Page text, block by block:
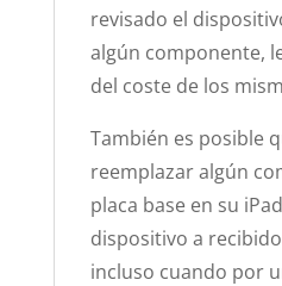
revisado el
algún componente,
del coste de los
También es posible
reemplazar algún
placa base en su
dispositivo a
incluso cuando por